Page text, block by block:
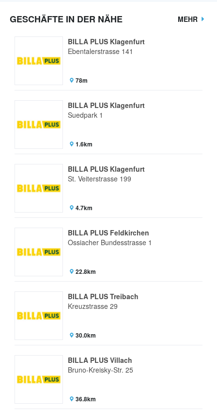
GESCHÄFTE IN DER NÄHE MEHR
BILLA PLUS Klagenfurt
Ebentalerstrasse 141
78m
BILLA PLUS Klagenfurt
Suedpark 1
1.6km
BILLA PLUS Klagenfurt
St. Veiterstrasse 199
4.7km
BILLA PLUS Feldkirchen
Ossiacher Bundesstrasse 1
22.8km
BILLA PLUS Treibach
Kreuzstrasse 29
30.0km
BILLA PLUS Villach
Bruno-Kreisky-Str. 25
36.8km